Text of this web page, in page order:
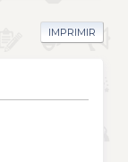
IMPRIMIR